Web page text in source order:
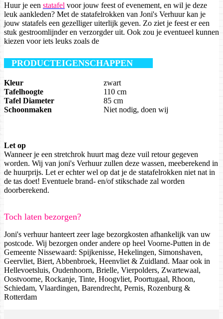
Huur je een statafel voor jouw feest of evenement, en wil je deze
leuk aankleden? Met de statafelrokken van Joni's Verhuur kan je
jouw statafels een gezelliger uiterlijk geven. Zo ziet je feest er een
stuk gestroomlijnder en verzorgder uit. Ook zou je eventueel kunnen
kiezen voor iets leuks zoals de
PRODUCTEIGENSCHAPPEN
Kleur
zwart
Tafelhoogte
110 cm
Tafel Diameter
85 cm
Schoonmaken
Niet nodig, doen wij
Let op
Wanneer je een stretchrok huurt mag deze vuil retour gegeven
worden. Wij van joni's Verhuur zullen deze wassen, meeberekend in
de huurprijs. Let er echter wel op dat je de statafelrokken niet nat in
de tas doet! Eventuele brand- en/of stikschade zal worden
doorberekend.
Toch laten bezorgen?
Joni's verhuur hanteert zeer lage bezorgkosten afhankelijk van uw
postcode. Wij bezorgen onder andere op heel Voorne-Putten in de
Gemeente Nissewaard: Spijkenisse, Hekelingen, Simonshaven,
Geervliet, Biert, Abbenbroek, Heenvliet & Zuidland. Maar ook in
Hellevoetsluis, Oudenhoorn, Brielle, Vierpolders, Zwartewaal,
Oostvoorne, Rockanje, Tinte, Hoogvliet, Poortugaal, Rhoon,
Schiedam, Vlaardingen, Barendrecht, Pernis, Rozenburg &
Rotterdam